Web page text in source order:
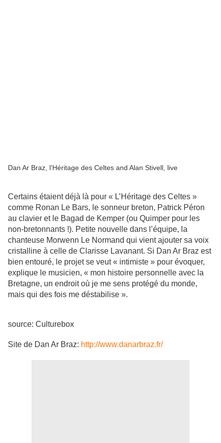
Dan Ar Braz, l'Héritage des Celtes and Alan Stivell, live
Certains étaient déjà là pour « L’Héritage des Celtes »
comme Ronan Le Bars, le sonneur breton, Patrick Péron
au clavier et le Bagad de Kemper (ou Quimper pour les
non-bretonnants !). Petite nouvelle dans l’équipe, la
chanteuse Morwenn Le Normand qui vient ajouter sa voix
cristalline à celle de Clarisse Lavanant. Si Dan Ar Braz est
bien entouré, le projet se veut « intimiste » pour évoquer,
explique le musicien, « mon histoire personnelle avec la
Bretagne, un endroit où je me sens protégé du monde,
mais qui des fois me déstabilise ».
source: Culturebox
Site de Dan Ar Braz: http://www.danarbraz.fr/